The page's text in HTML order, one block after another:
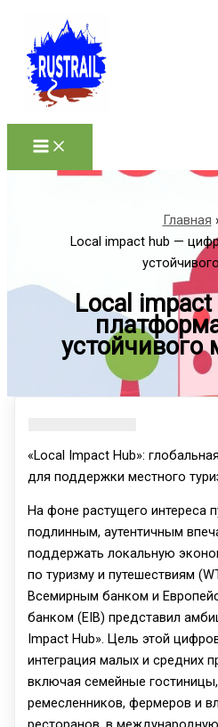
содержимому
Главная
Local impact hub —
Local
устойчивого
«Local Impact Hub»:
для поддержки местного
На фоне растущего интереса
подлинным, аутентичным
поддержать локальную
по туризму и путешествиям
Всемирным банком и
банком (EIB) представил
Impact Hub». Цель этой
интеграция малых и средних
включая семейные
ремесленников, фермеров и